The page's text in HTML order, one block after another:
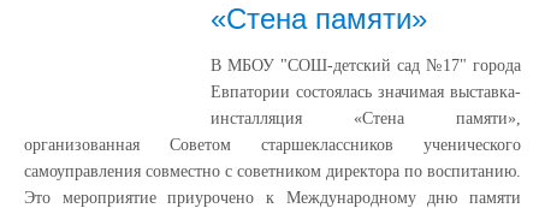
«Стена памяти»
В МБОУ "СОШ-детский сад №17" города
Евпатории состоялась значимая выставка-
инсталляция «Стена памяти»,
организованная Советом старшеклассников ученического
самоуправления совместно с советником директора по воспитанию.
Это мероприятие приурочено к Международному дню памяти